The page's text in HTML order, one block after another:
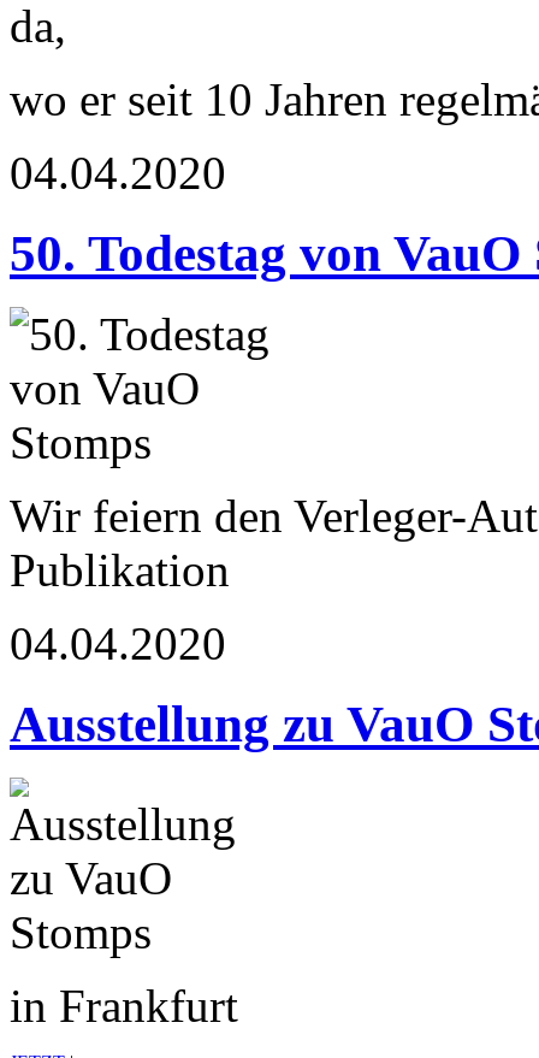
wo er seit 10 Jahren
04.04.2020
50. Todestag von VauO
Wir feiern den Verleger-
Publikation
04.04.2020
Ausstellung zu VauO
in Frankfurt